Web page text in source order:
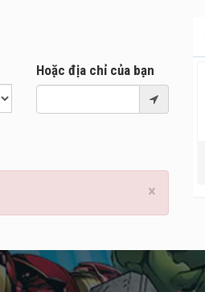
Hoặc địa chỉ của bạn
×